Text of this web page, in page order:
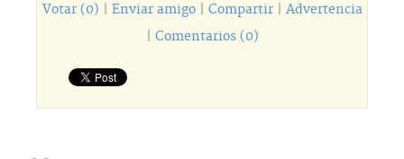
Votar (0) Enviar amigo| Compartir| Advertencia
Comentarios (0)